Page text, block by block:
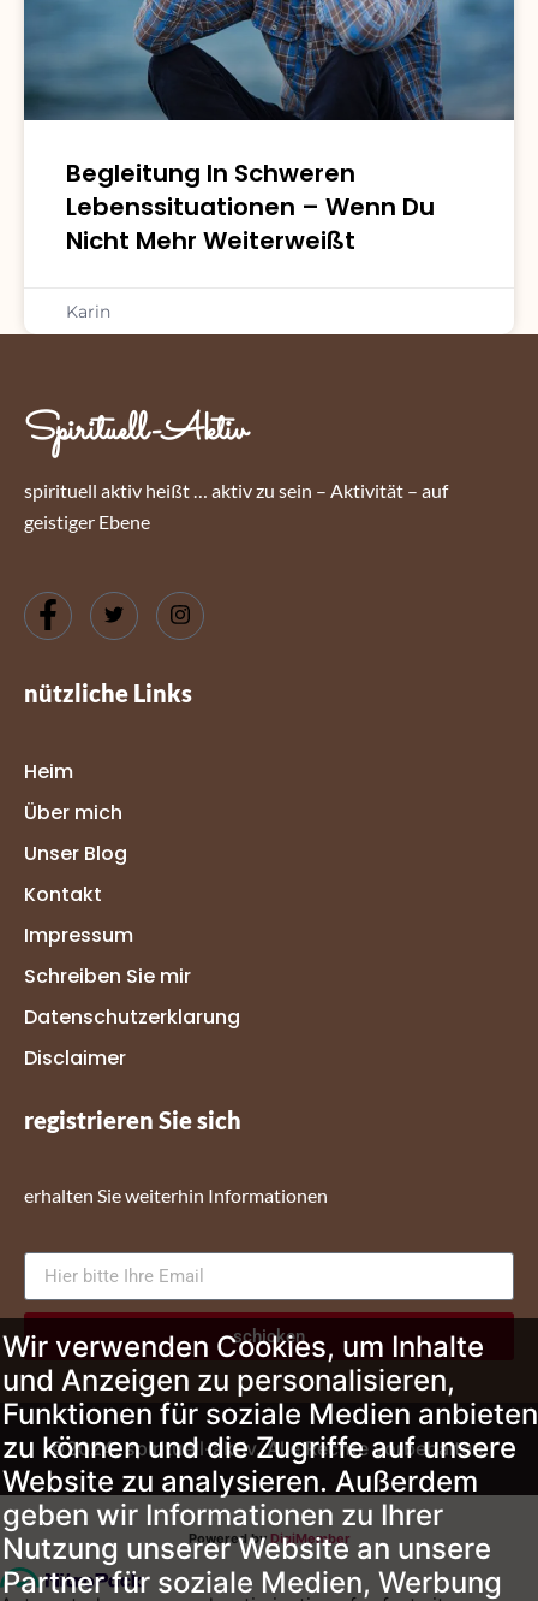
Begleitung In Schweren
Lebenssituationen – Wenn Du
Nicht Mehr Weiterweißt
Karin
Spirituell-Aktiv
spirituell aktiv heißt … aktiv zu sein – Aktivität – auf
geistiger Ebene
nützliche Links
Heim
Über mich
Unser Blog
Kontakt
Impressum
Schreiben Sie mir
Datenschutzerklarung
Disclaimer
registrieren Sie sich
erhalten Sie weiterhin Informationen
schicken
©2024. spirituell-aktiv. Alle Rechte vorbehalten.
Powered by DigiMember
Wir verwenden Cookies, um Inhalte
und Anzeigen zu personalisieren,
Funktionen für soziale Medien anbieten
zu können und die Zugriffe auf unsere
Website zu analysieren. Außerdem
geben wir Informationen zu Ihrer
Nutzung unserer Website an unsere
Partner für soziale Medien, Werbung